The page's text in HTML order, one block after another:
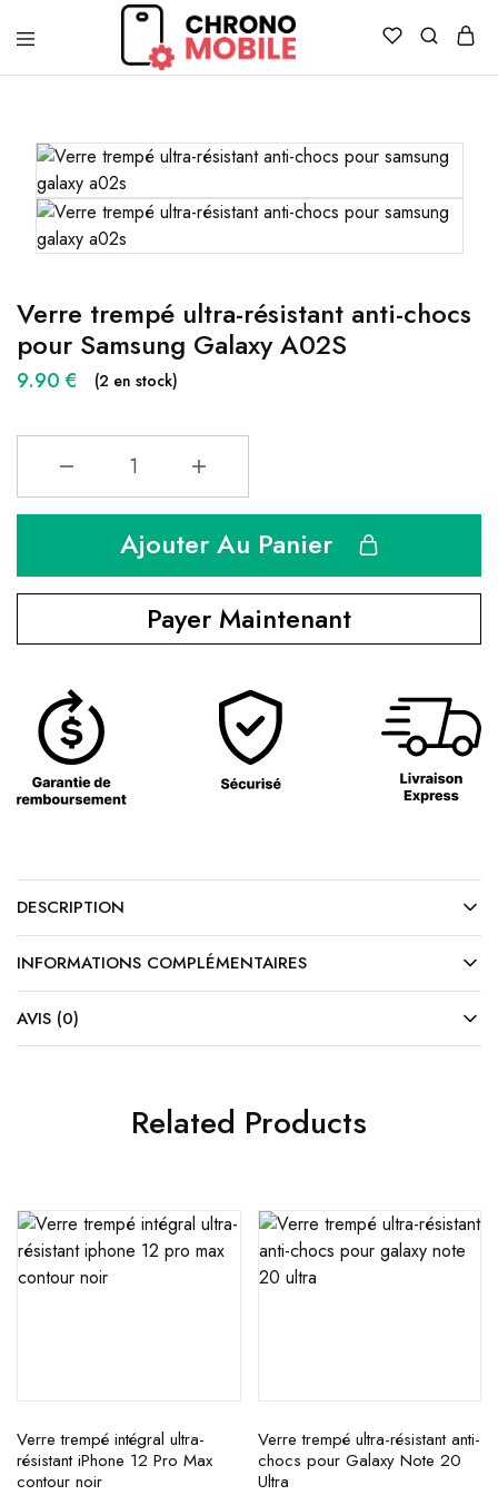
Chronomobile
Achat,
de
smartphones
et
tablettes
Verre trempé ultra-résistant anti-chocs
pour Samsung Galaxy A02S
9.90 € (2 en stock)
Ajouter Au Panier
Payer Maintenant
DESCRIPTION
INFORMATIONS COMPLÉMENTAIRES
AVIS (0)
Related Products
Verre trempé intégral ultra-
résistant iPhone 12 Pro Max
contour noir
Verre trempé ultra-résistant anti-
chocs pour Galaxy Note 20
Ultra